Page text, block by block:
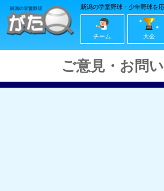
新潟の学童野球・少年野球を応
チーム 大会
ご意見・お問